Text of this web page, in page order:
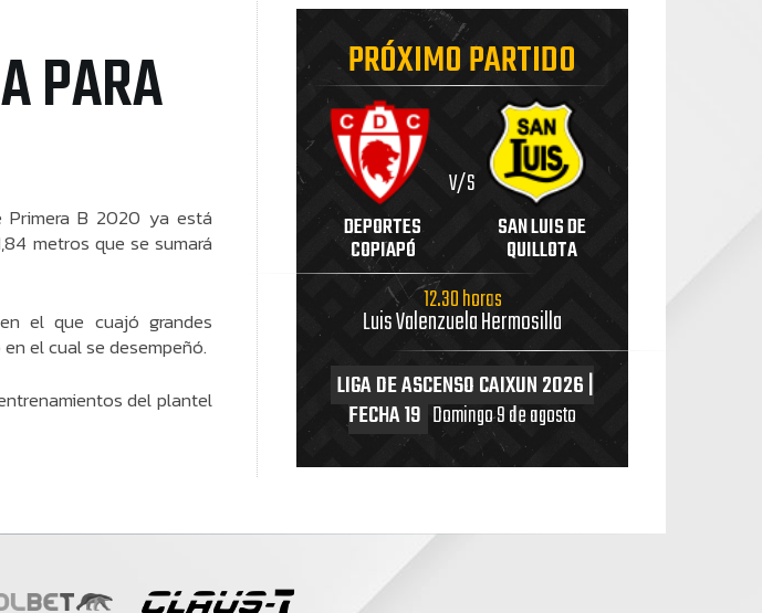
PARA
B 2020 ya está
metros que se sumará
el que cuajó grandes
el cual se desempeñó.
del plantel
PRÓXIMO PARTIDO
DEPORTES
COPIAPÓ
V/S
SAN LUIS DE
QUILLOTA
12.30 horas
Luis Valenzuela Hermosilla
LIGA DE ASCENSO CAIXUN 2026 |
FECHA 19 Domingo 9 de agosto